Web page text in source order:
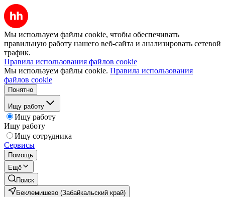
Мы используем файлы cookie, чтобы обеспечивать
правильную работу нашего веб-сайта и анализировать сетевой
трафик.
Правила использования файлов cookie
Мы используем файлы cookie. Правила использования
файлов cookie
Понятно
Ищу работу
Ищу работу
Ищу работу
Ищу сотрудника
Сервисы
Помощь
Ещё
Поиск
Беклемишево (Забайкальский край)